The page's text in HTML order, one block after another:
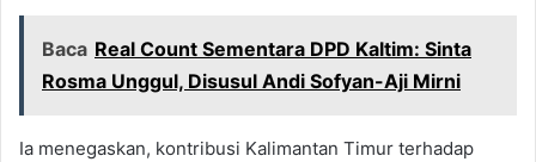
Baca Real Count Sementara DPD Kaltim: Sinta
Rosma Unggul, Disusul Andi Sofyan-Aji Mirni
Ia menegaskan, kontribusi Kalimantan Timur terhadap